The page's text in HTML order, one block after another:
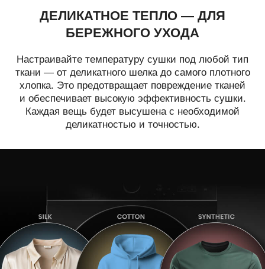
ДЕЛИКАТНОЕ ТЕПЛО — ДЛЯ
БЕРЕЖНОГО УХОДА
Настраивайте температуру сушки под любой тип
ткани — от деликатного шелка до самого плотного
хлопка. Это предотвращает повреждение тканей
и обеспечивает высокую эффективность сушки.
Каждая вещь будет высушена с необходимой
деликатностью и точностью.